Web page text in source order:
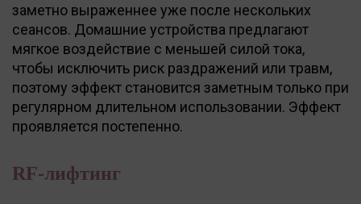
заметно выраженнее уже после нескольких
сеансов. Домашние устройства предлагают
мягкое воздействие с меньшей силой тока,
чтобы исключить риск раздражений или травм,
поэтому эффект становится заметным только при
регулярном длительном использовании. Эффект
проявляется постепенно.
RF-лифтинг